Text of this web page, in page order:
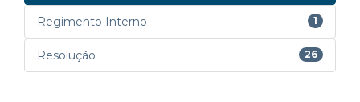
Regimento Interno 1
Resolução 26